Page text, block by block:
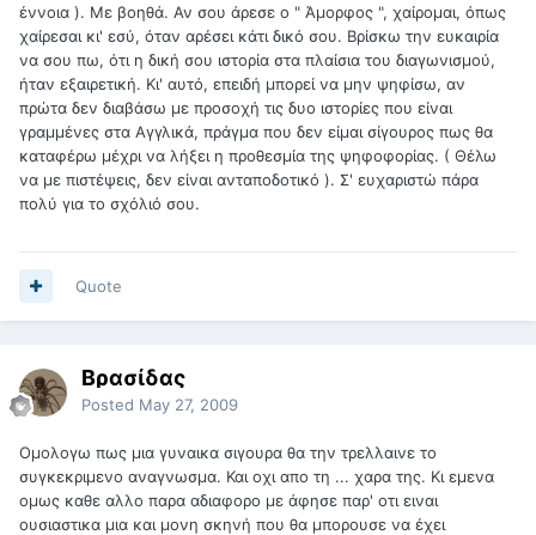
έννοια ). Με βοηθά. Αν σου άρεσε ο " Άμορφος ", χαίρομαι, όπως
χαίρεσαι κι' εσύ, όταν αρέσει κάτι δικό σου. Βρίσκω την ευκαιρία
να σου πω, ότι η δική σου ιστορία στα πλαίσια του διαγωνισμού,
ήταν εξαιρετική. Κι' αυτό, επειδή μπορεί να μην ψηφίσω, αν
πρώτα δεν διαβάσω με προσοχή τις δυο ιστορίες που είναι
γραμμένες στα Αγγλικά, πράγμα που δεν είμαι σίγουρος πως θα
καταφέρω μέχρι να λήξει η προθεσμία της ψηφοφορίας. ( Θέλω
να με πιστέψεις, δεν είναι ανταποδοτικό ). Σ' ευχαριστώ πάρα
πολύ για το σχόλιό σου.
Quote
Βρασίδας
Posted May 27, 2009
Ομολογω πως μια γυναικα σιγουρα θα την τρελλαινε το
συγκεκριμενο αναγνωσμα. Και οχι απο τη ... χαρα της. Κι εμενα
ομως καθε αλλο παρα αδιαφορο με άφησε παρ' οτι ειναι
ουσιαστικα μια και μονη σκηνή που θα μπορουσε να έχει